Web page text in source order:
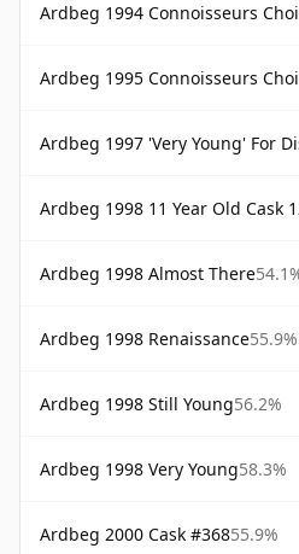
Ardbeg 1994 Connoisseurs Choice
Ardbeg 1995 Connoisseurs Choice
Ardbeg 1997 'Very Young' For
Ardbeg 1998 11 Year Old Cask
Ardbeg 1998 Almost There
Ardbeg 1998 Renaissance55.9%
Ardbeg 1998 Still Young56.2%
Ardbeg 1998 Very Young58.3%
Ardbeg 2000 Cask #36855.9%